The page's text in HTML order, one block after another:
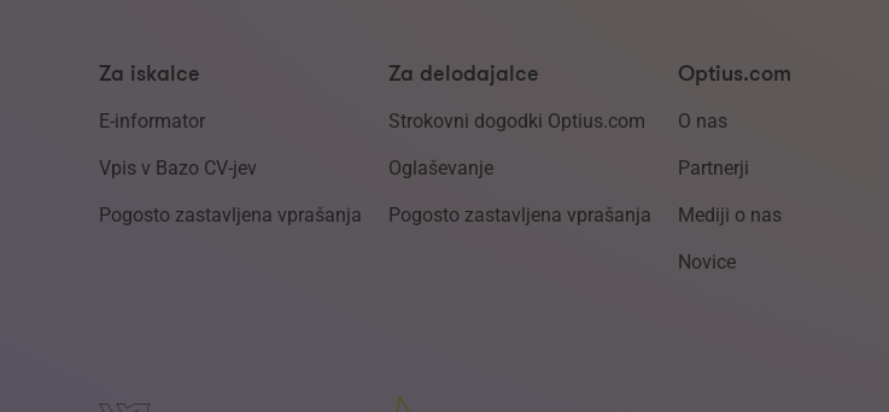
Za iskalce
E-informator
Vpis v Bazo CV-jev
Pogosto zastavljena vprašanja
Za delodajalce
Strokovni dogodki Optius.com
Oglaševanje
Pogosto zastavljena vprašanja
Optius.com
O nas
Partnerji
Mediji o nas
Novice